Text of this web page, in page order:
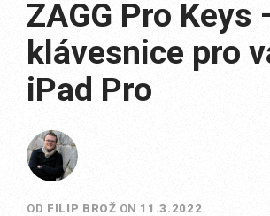
ZAGG Pro Keys
klávesnice pro
iPad Pro
OD FILIP BROŽ ON 11.3.2022